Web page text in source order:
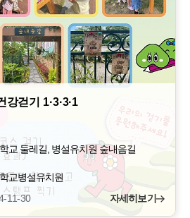
걷기 1·3·3·1
교 둘레길, 병설유치원 숲내음길
교병설유치원
11-30
자세히보기